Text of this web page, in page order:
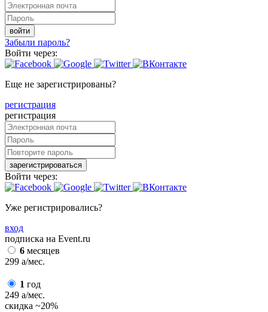
войти
Забыли пароль?
Войти через:
Еще не зарегистрированы?
регистрация
регистрация
зарегистрироваться
Войти через:
Уже регистрировались?
вход
подписка на Event.ru
6 месяцев
299 a/мес.
1 год
249 a/мес.
скидка ~20%